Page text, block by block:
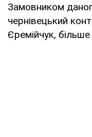
Замовником
чернівецький
Єремійчук,